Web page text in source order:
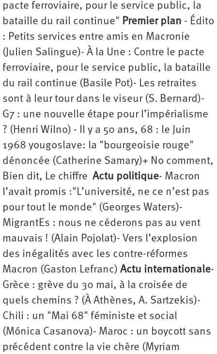
pacte ferroviaire, pour le service public, la
bataille du rail continue" Premier plan - Édito
: Petits services entre amis en Macronie
(Julien Salingue)- À la Une : Contre le pacte
ferroviaire, pour le service public, la bataille
du rail continue (Basile Pot)- Les retraites
sont à leur tour dans le viseur (S. Bernard)-
G7 : une nouvelle étape pour l’impérialisme
? (Henri Wilno) - Il y a 50 ans, 68 : le Juin
1968 yougoslave: la "bourgeoisie rouge"
dénoncée (Catherine Samary)+ No comment,
Bien dit, Le chiffre Actu politique- Macron
l’avait promis :"L’université, ne ce n’est pas
pour tout le monde" (Georges Waters)-
MigrantEs : nous ne céderons pas au vent
mauvais ! (Alain Pojolat)- Vers l’explosion
des inégalités avec les contre-réformes
Macron (Gaston Lefranc) Actu internationale-
Grèce : grève du 30 mai, à la croisée de
quels chemins ? (À Athènes, A. Sartzekis)-
Chili : un "Mai 68" féministe et social
(Mónica Casanova)- Maroc : un boycott sans
précédent contre la vie chère (Myriam